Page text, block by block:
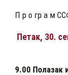
П р о гр а м
Петак, 30.
9.00 Полазак